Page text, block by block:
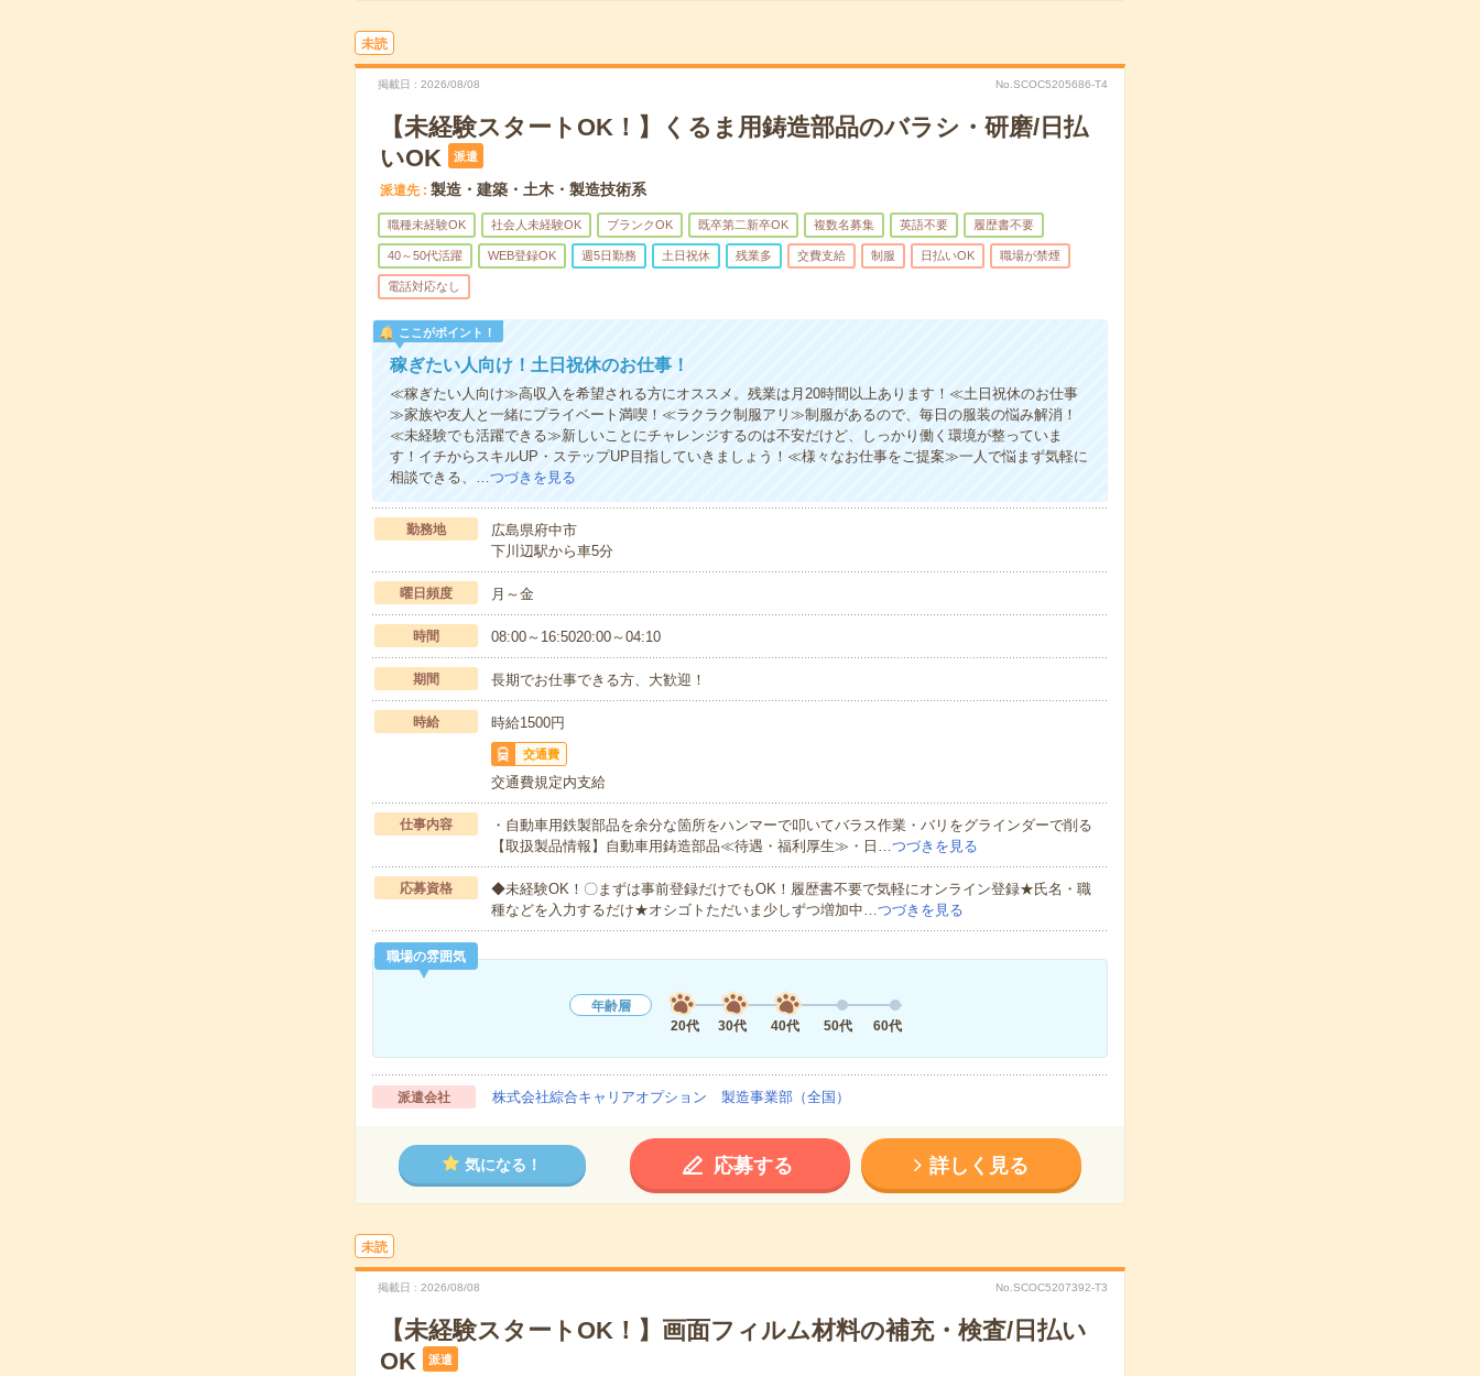
未読
掲載日 2026/08/08 No.SCOC5205686-T4
【未経験スタートOK！】くるま用鋳造部品のバラシ・研磨/日払
いOK
派遣
派遣先 製造・建築・土木・製造技術系
職種未経験OK 社会人未経験OK ブランクOK 既卒第二新卒OK 複数名募集 英語不要 履歴書不要
40～50代活躍 WEB登録OK 週5日勤務 土日祝休 残業多 交費支給 制服 日払いOK 職場が禁煙
電話対応なし
ここがポイント！
稼ぎたい人向け！土日祝休のお仕事！
≪稼ぎたい人向け≫高収入を希望される方にオススメ。残業は月20時間以上あります！≪土日祝休のお仕事
≫家族や友人と一緒にプライベート満喫！≪ラクラク制服アリ≫制服があるので、毎日の服装の悩み解消！
≪未経験でも活躍できる≫新しいことにチャレンジするのは不安だけど、しっかり働く環境が整っていま
す！イチからスキルUP・ステップUP目指していきましょう！≪様々なお仕事をご提案≫一人で悩まず気軽に
相談できる、…つづきを見る
勤務地
広島県府中市
下川辺駅から車5分
曜日頻度 月～金
時間 08:00～16:5020:00～04:10
期間 長期でお仕事できる方、大歓迎！
時給 時給1500円
交通費
交通費規定内支給
仕事内容
・自動車用鉄製部品を余分な箇所をハンマーで叩いてバラス作業・バリをグラインダーで削る
【取扱製品情報】自動車用鋳造部品≪待遇・福利厚生≫・日…つづきを見る
応募資格
◆未経験OK！〇まずは事前登録だけでもOK！履歴書不要で気軽にオンライン登録★氏名・職
種などを入力するだけ★オシゴトただいま少しずつ増加中…つづきを見る
職場の雰囲気
年齢層
20代
30代 40代 50代 60代
派遣会社 株式会社綜合キャリアオプション 製造事業部（全国）
気になる！ 応募する 詳しく見る
未読
掲載日 2026/08/08 No.SCOC5207392-T3
【未経験スタートOK！】画面フィルム材料の補充・検査/日払い
OK
派遣